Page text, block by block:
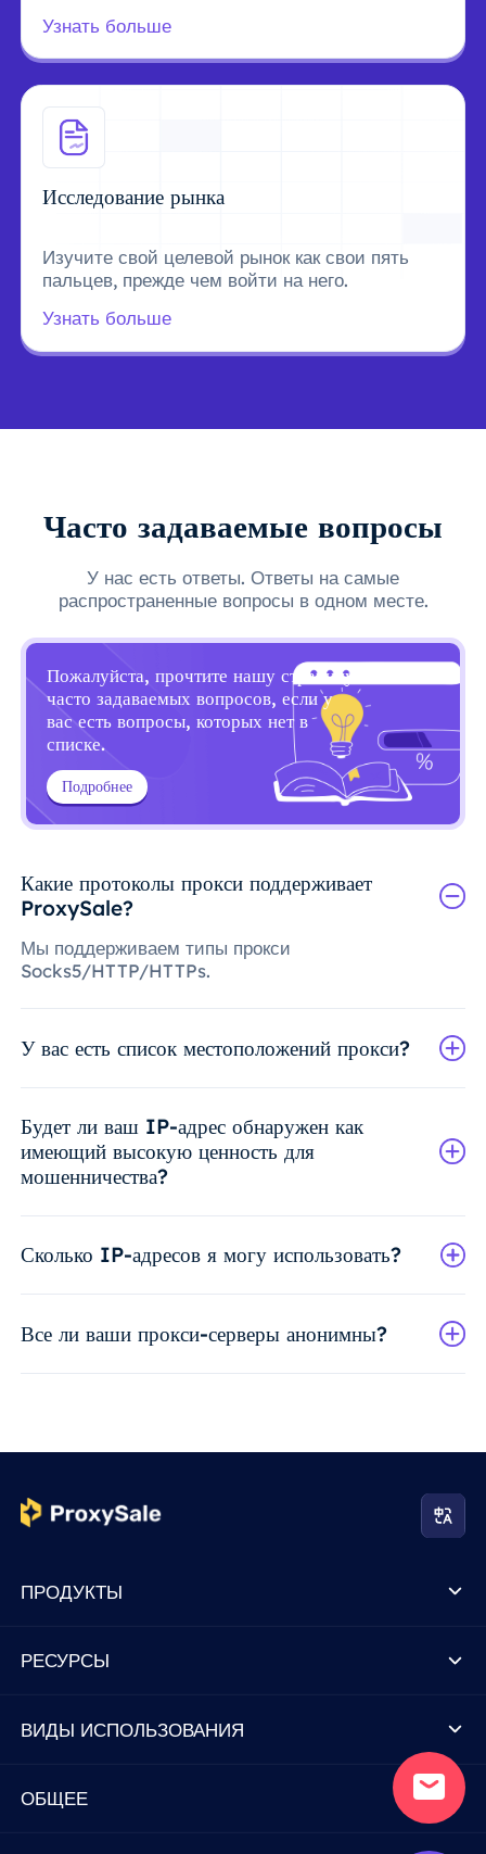
Узнать больше
Исследование рынка
Изучите свой целевой рынок как свои пять
пальцев, прежде чем войти на него.
Узнать больше
Часто задаваемые вопросы
У нас есть ответы. Ответы на самые
распространенные вопросы в одном месте.
Пожалуйста, прочтите нашу страницу
часто задаваемых вопросов, если у
вас есть вопросы, которых нет в
списке.
Подробнее
Какие протоколы прокси поддерживает
ProxySale?
Мы поддерживаем типы прокси
Socks5/HTTP/HTTPs.
У вас есть список местоположений прокси?
Будет ли ваш IP-адрес обнаружен как
имеющий высокую ценность для
мошенничества?
Сколько IP-адресов я могу использовать?
Все ли ваши прокси-серверы анонимны?
ПРОДУКТЫ
РЕСУРСЫ
ВИДЫ ИСПОЛЬЗОВАНИЯ
ОБЩЕЕ